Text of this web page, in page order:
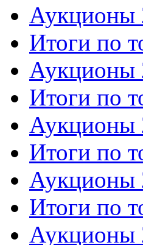
Аукционы
Итоги по
Аукционы
Итоги по
Аукционы
Итоги по
Аукционы
Итоги по
Аукционы